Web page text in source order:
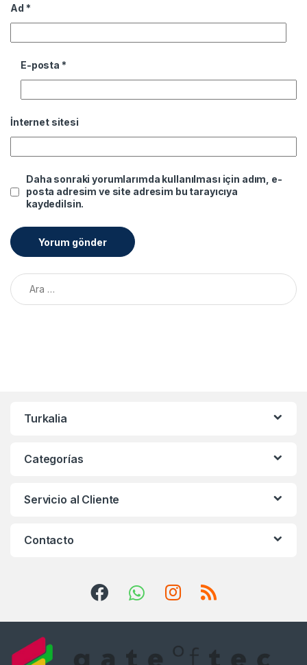
Ad *
E-posta *
İnternet sitesi
Daha sonraki yorumlarımda kullanılması için adım, e-
posta adresim ve site adresim bu tarayıcıya
kaydedilsin.
Arama:
Turkalia
Categorías
Servicio al Cliente
Contacto